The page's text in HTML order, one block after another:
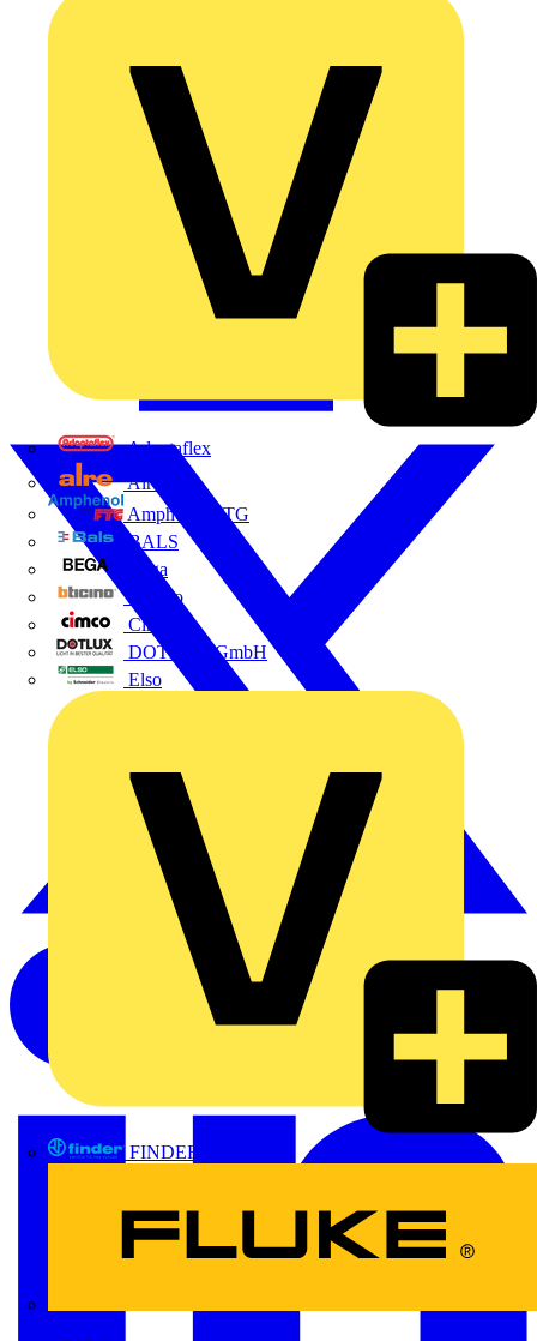
Adaptaflex
Alre
Amphenol FTG
BALS
Bega
Bticino
Cimco
DOTLUX GmbH
Elso
FINDER